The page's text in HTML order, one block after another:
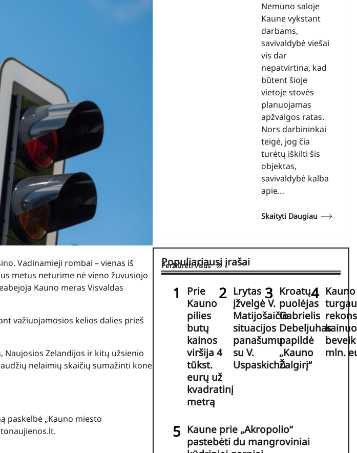
Vadinamieji rombai – vienas iš
metus neturime nė vieno žuvusiojo
Kauno meras Visvaldas
važiuojamosios kelios dalies prieš
Naujosios Zelandijos ir kitų užsienio
nelaimių skaičių sumažinti kone
paskelbė „Kauno miesto
Nemuno saloje
Kaune vykstant
darbams,
savivaldybė viešai
vis dar
nepatvirtina, kad
būtent šioje
vietoje stovės
planuojamas
apžvalgos ratas.
Nors darbininkai
teigė, jog čia
turėtų iškilti šis
objektas,
savivaldybė kalba
apie…
Skaityti Daugiau
Populiariausi įrašai
Peržiūrėti visus
Prie
Kauno
pilies
butų
kainos
viršija 4
tūkst.
eurų už
kvadratinį
metrą
Lrytas
įžvelgė V.
Matijošaičio
situacijos
panašumų
su V.
Uspaskichu
Kroatų
puolėjas
Gabrielis
Debeljuhas
papildė
„Kauno
Žalgirį“
mln.
Kaune prie „Akropolio“
pastebėti du mangroviniai